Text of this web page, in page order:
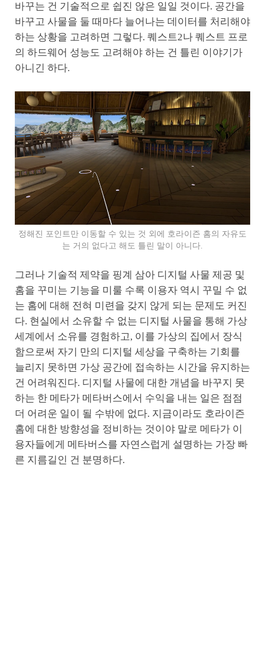
바꾸는 건 기술적으로 쉽진 않은 일일 것이다. 공간을
바꾸고 사물을 둘 때마다 늘어나는 데이터를 처리해야
하는 상황을 고려하면 그렇다. 퀘스트2나 퀘스트 프로
의 하드웨어 성능도 고려해야 하는 건 틀린 이야기가
아니긴 하다.
정해진 포인트만 이동할 수 있는 것 외에 호라이즌 홈의 자유도
는 거의 없다고 해도 틀린 말이 아니다.
그러나 기술적 제약을 핑계 삼아 디지털 사물 제공 및
홈을 꾸미는 기능을 미룰 수록 이용자 역시 꾸밀 수 없
는 홈에 대해 전혀 미련을 갖지 않게 되는 문제도 커진
다. 현실에서 소유할 수 없는 디지털 사물을 통해 가상
세계에서 소유를 경험하고, 이를 가상의 집에서 장식
함으로써 자기 만의 디지털 세상을 구축하는 기회를
늘리지 못하면 가상 공간에 접속하는 시간을 유지하는
건 어려워진다. 디지털 사물에 대한 개념을 바꾸지 못
하는 한 메타가 메타버스에서 수익을 내는 일은 점점
더 어려운 일이 될 수밖에 없다. 지금이라도 호라이즌
홈에 대한 방향성을 정비하는 것이야 말로 메타가 이
용자들에게 메타버스를 자연스럽게 설명하는 가장 빠
른 지름길인 건 분명하다.